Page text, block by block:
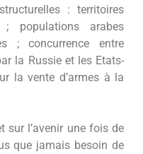
: territoires
populations arabes
; concurrence entre
la Russie et les Etats-
la vente d’armes à la
sur l’avenir une fois de
que jamais besoin de